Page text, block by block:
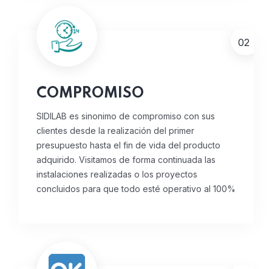
02
COMPROMISO
SIDILAB es sinonimo de compromiso con sus
clientes desde la realización del primer
presupuesto hasta el fin de vida del producto
adquirido. Visitamos de forma continuada las
instalaciones realizadas o los proyectos
concluidos para que todo esté operativo al 100%